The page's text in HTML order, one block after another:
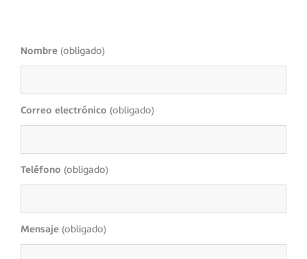
Nombre (obligado)
Correo electrónico (obligado)
Teléfono (obligado)
Mensaje (obligado)